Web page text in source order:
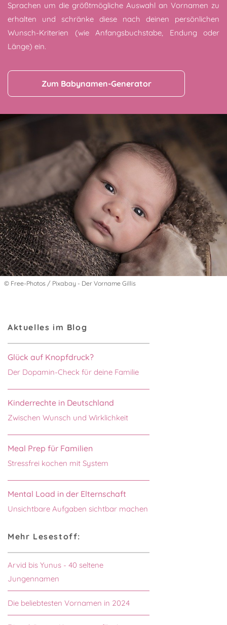
Sprachen um die größtmögliche Auswahl an Vornamen zu
erhalten und schränke diese nach deinen persönlichen
Wunsch-Kriterien (wie Anfangsbuchstabe, Endung oder
Länge) ein.
Zum Babynamen-Generator
© Free-Photos / Pixabay - Der Vorname Gillis
Aktuelles im Blog
Glück auf Knopfdruck?
Der Dopamin-Check für deine Familie
Kinderrechte in Deutschland
Zwischen Wunsch und Wirklichkeit
Meal Prep für Familien
Stressfrei kochen mit System
Mental Load in der Elternschaft
Unsichtbare Aufgaben sichtbar machen
Mehr Lesestoff:
Arvid bis Yunus - 40 seltene
Jungennamen
Die beliebtesten Vornamen in 2024